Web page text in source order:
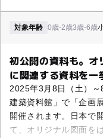
対象年齢 0歳-2歳3歳-6歳
初公開の資料も。オ
に関連する資料を一
2025年3月8日（土）
建築資料館」で「企画
開催されます。日本で
て、オリジナル図面を